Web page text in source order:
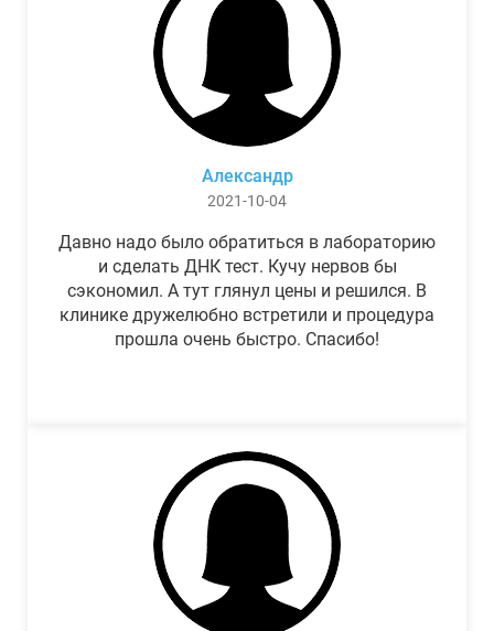
Александр
2021-10-04
Давно надо было обратиться в лабораторию
и сделать ДНК тест. Кучу нервов бы
сэкономил. А тут глянул цены и решился. В
клинике дружелюбно встретили и процедура
прошла очень быстро. Спасибо!